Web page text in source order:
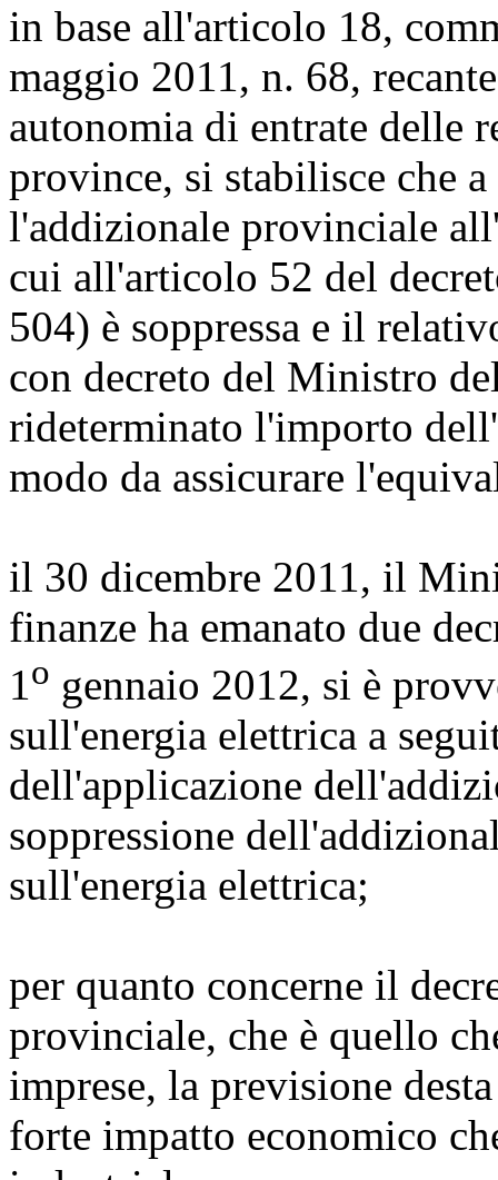
in base all'articolo 18,
maggio 2011, n. 68,
autonomia di entrate delle
province, si stabilisce che
l'addizionale provinciale
cui all'articolo 52 del
504) è soppressa e il
con decreto del Ministro
rideterminato l'importo
modo da assicurare
il 30 dicembre 2011, il
finanze ha emanato due
1 o gennaio 2012, si è
sull'energia elettrica a
dell'applicazione
soppressione
sull'energia elettrica;
per quanto concerne il
provinciale, che è quello
imprese, la previsione
forte impatto economico